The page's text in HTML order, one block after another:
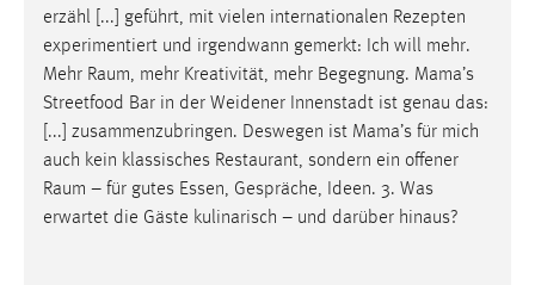
erzähl [...] geführt, mit vielen internationalen Rezepten
experimentiert und irgendwann gemerkt: Ich will mehr.
Mehr Raum, mehr Kreativität, mehr Begegnung. Mama’s
Streetfood Bar in der Weidener Innenstadt ist genau das:
[...] zusammenzubringen. Deswegen ist Mama’s für mich
auch kein klassisches Restaurant, sondern ein offener
Raum – für gutes Essen, Gespräche, Ideen. 3. Was
erwartet die Gäste kulinarisch – und darüber hinaus?